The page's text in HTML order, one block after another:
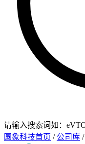
请输入搜索词如：
圆象科技首页 / 公司库